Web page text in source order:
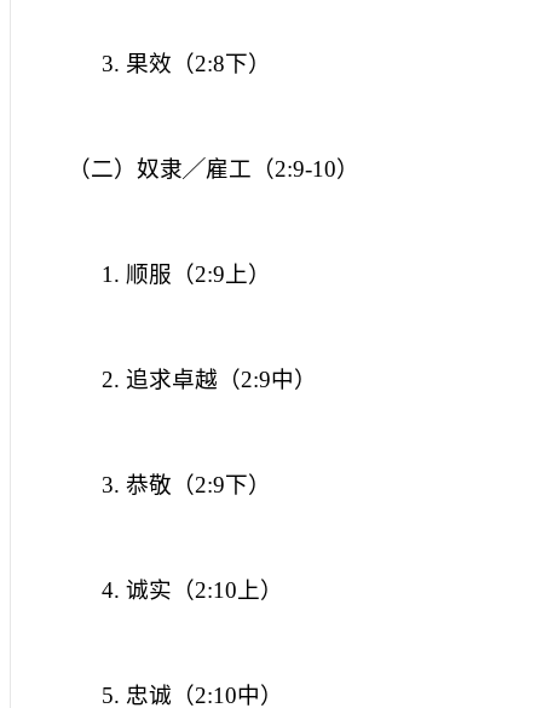
3. 果效（2:8下）
（二）奴隶╱雇工（2:9-10）
1. 顺服（2:9 上）
2.追求卓越（2:9中）
3.恭敬（2:9下）
4.诚实（2:10 上）
5. 忠诚（2:10中）